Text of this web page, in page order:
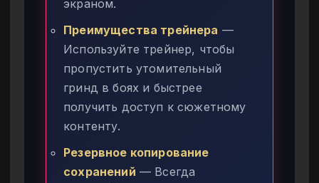
экраном.
Преимущества трейнера —
Используйте трейнер, чтобы
пропустить утомительный
гринд в боях и быстрее
получить доступ к сюжетному
контенту.
Резервное копирование
сохранений — Всегда